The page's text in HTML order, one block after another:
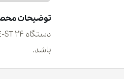
توضیحات
باشد.